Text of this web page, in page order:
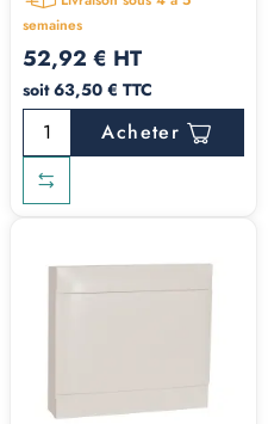
semaines
52,92 € HT
soit 63,50 € TTC
Acheter